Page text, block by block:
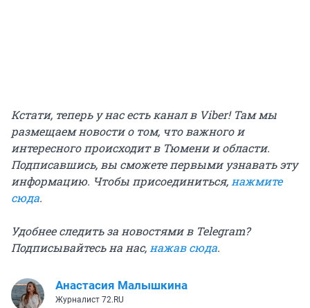
Кстати, теперь у нас есть канал в Viber! Там мы
размещаем новости о том, что важного и
интересного происходит в Тюмени и области.
Подписавшись, вы сможете первыми узнавать эту
информацию. Чтобы присоединиться,нажмите
сюда.
Удобнее следить за новостями в Telegram?
Подписывайтесь на нас,нажав сюда.
Анастасия Малышкина
Журналист 72.RU